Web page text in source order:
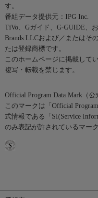
す。
番組データ提供元：IPG Inc.
TiVo、Gガイド、G-GUIDE、
Brands LLCおよび／またはそ
たは登録商標です。
このホームページに掲載して
複写・転載を禁じます。
Official Program Data Mark（公
このマークは「Official
式情報である「SI(Service
のみ表記が許されているマーク